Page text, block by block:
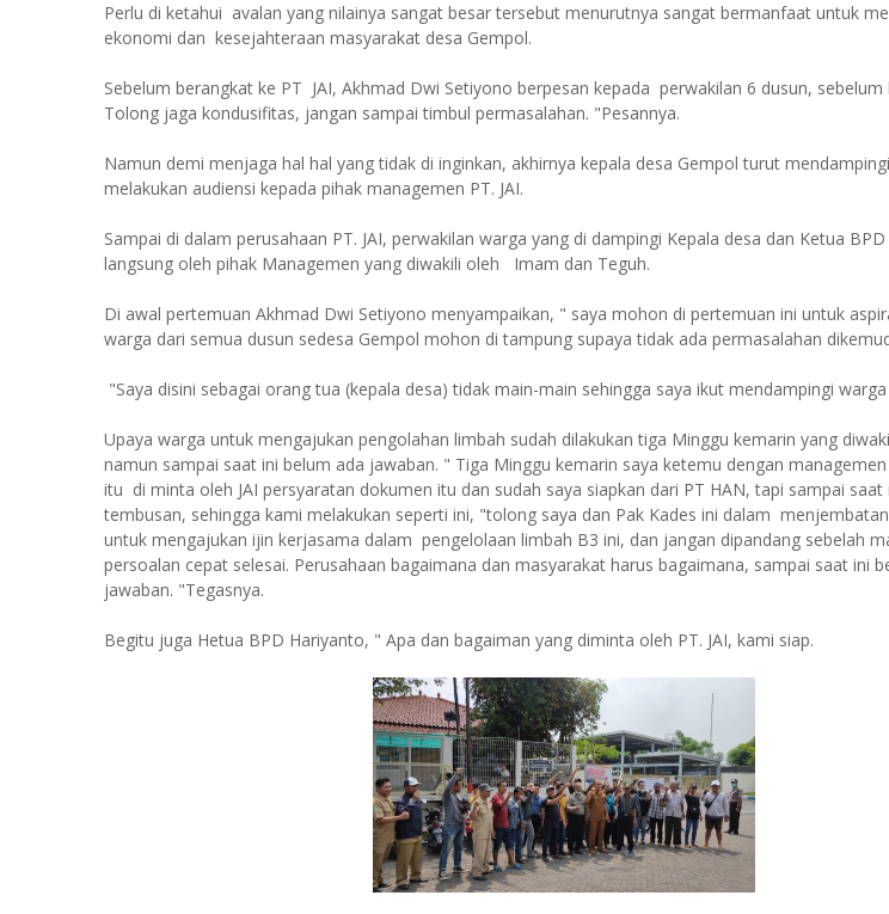
Perlu di ketahui avalan yang nilainya sangat besar tersebut menurutnya sangat bermanfaat untuk
ekonomi dan kesejahteraan masyarakat desa Gempol.
Sebelum berangkat ke PT JAI, Akhmad Dwi Setiyono berpesan kepada perwakilan 6 dusun,
Tolong jaga kondusifitas, jangan sampai timbul permasalahan. "Pesannya.
Namun demi menjaga hal hal yang tidak di inginkan, akhirnya kepala desa Gempol turut
melakukan audiensi kepada pihak managemen PT. JAI.
Sampai di dalam perusahaan PT. JAI, perwakilan warga yang di dampingi Kepala desa dan Ketua
langsung oleh pihak Managemen yang diwakili oleh Imam dan Teguh.
Di awal pertemuan Akhmad Dwi Setiyono menyampaikan, " saya mohon di pertemuan ini untuk
warga dari semua dusun sedesa Gempol mohon di tampung supaya tidak ada permasalahan
"Saya disini sebagai orang tua (kepala desa) tidak main-main sehingga saya ikut mendampingi
Upaya warga untuk mengajukan pengolahan limbah sudah dilakukan tiga Minggu kemarin yang
namun sampai saat ini belum ada jawaban. " Tiga Minggu kemarin saya ketemu dengan managemen
itu di minta oleh JAI persyaratan dokumen itu dan sudah saya siapkan dari PT HAN, tapi sampai saat
tembusan, sehingga kami melakukan seperti ini, "tolong saya dan Pak Kades ini dalam
untuk mengajukan ijin kerjasama dalam pengelolaan limbah B3 ini, dan jangan dipandang sebelah
persoalan cepat selesai. Perusahaan bagaimana dan masyarakat harus bagaimana, sampai saat ini
jawaban. "Tegasnya.
Begitu juga Hetua BPD Hariyanto, " Apa dan bagaiman yang diminta oleh PT. JAI, kami siap.